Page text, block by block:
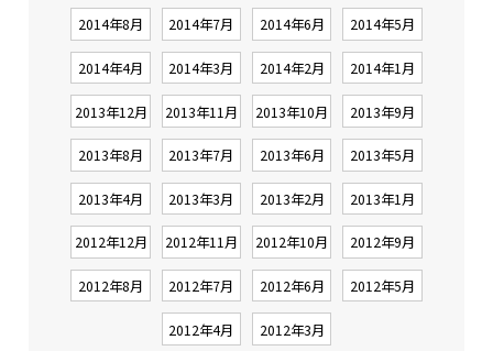
2014年8月 2014年7月 2014年6月 2014年5月
2014年4月 2014年3月 2014年2月 2014年1月
2013年12月 2013年11月 2013年10月 2013年9月
2013年8月 2013年7月 2013年6月 2013年5月
2013年4月 2013年3月 2013年2月 2013年1月
2012年12月 2012年11月 2012年10月 2012年9月
2012年8月 2012年7月 2012年6月 2012年5月
2012年4月 2012年3月